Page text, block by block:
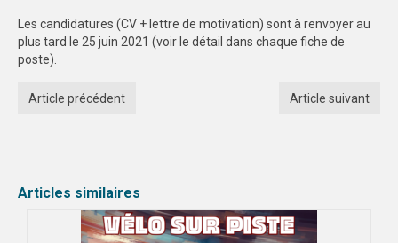
Les candidatures (CV + lettre de motivation) sont à renvoyer au
plus tard le 25 juin 2021 (voir le détail dans chaque fiche de
poste).
Article précédent Article suivant
Articles similaires